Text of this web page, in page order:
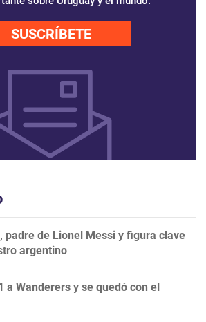
SUSCRÍBETE
padre de Lionel Messi y figura clave
argentino
a Wanderers y se quedó con el